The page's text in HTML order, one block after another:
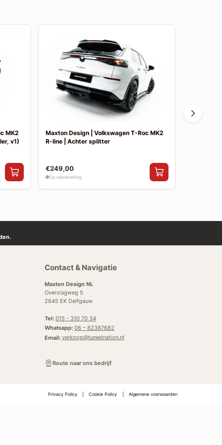
MK2
v1)
Maxton Design | Volkswagen T-Roc MK2
R-line | Achter splitter
€249,00
Op nabestelling
Contact & Navigatie
Maxton Design NL
Overslagweg 5
2645 EK Delfgauw
Tel: 015 - 310 70 34
Whatsapp: 06 – 82387682
Email: verkoop@tunednation.nl
Route naar ons bedrijf
Privacy Policy Cookie Policy Algemene voorwaarden